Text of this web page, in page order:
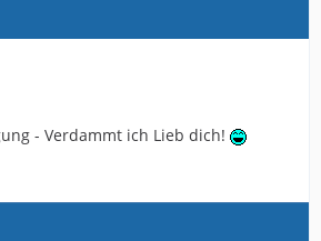
- Verdammt ich Lieb dich!